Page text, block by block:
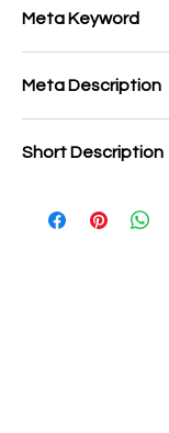
Aurora
Meta Keyword
Aurora,Tesselles in
spilimbergo,mosaici
Mosaïque,Tesselles
Meta Description
Mosaïque , ,artistico
Short Description
dimensioni